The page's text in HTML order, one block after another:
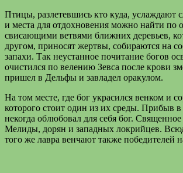
Птицы, разлетевшись кто куда, услаждают
и места для отдохновения можно найти по
свисающими ветвями ближних деревьев,
другом, приносят жертвы, собираются на
запахи. Так неустанное почитание богов
очистился по велению Зевса после крови
пришел в Дельфы и завладел оракулом.
На том месте, где бог украсился венком и
которого стоит один из их среды. Прибыв
некогда облюбовал для себя бог.
Мелиды, дорян и западных локрийцев.
того же лавра венчают также победителей